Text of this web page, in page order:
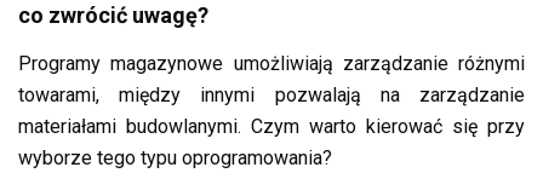
co zwrócić uwagę?
Programy magazynowe umożliwiają zarządzanie różnymi
towarami, między innymi pozwalają na zarządzanie
materiałami budowlanymi. Czym warto kierować się przy
wyborze tego typu oprogramowania?